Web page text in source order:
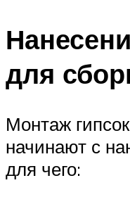
для
Монтаж
начинают с
для чего: